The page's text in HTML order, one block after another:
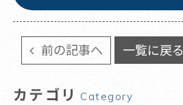
前の記事へ 一覧に戻る
カテゴリ Category